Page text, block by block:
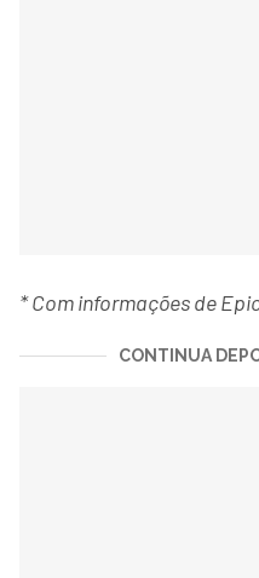
* Com informações de
CONTINUA